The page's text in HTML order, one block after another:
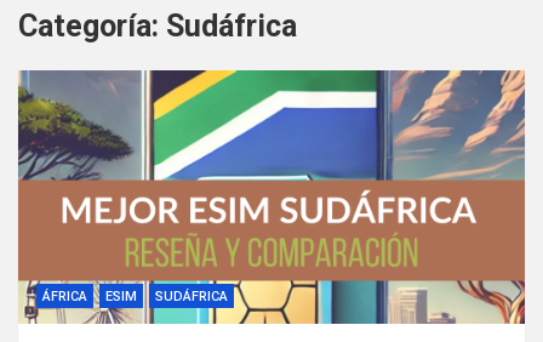
Categoría: Sudáfrica
ÁFRICA ESIM SUDÁFRICA